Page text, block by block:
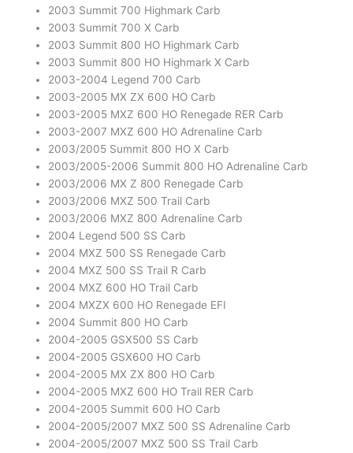
2003 Summit 700 Highmark Carb
2003 Summit 700 X Carb
2003 Summit 800 HO Highmark Carb
2003 Summit 800 HO Highmark X Carb
2003-2004 Legend 700 Carb
2003-2005 MX ZX 600 HO Carb
2003-2005 MXZ 600 HO Renegade RER Carb
2003-2007 MXZ 600 HO Adrenaline Carb
2003/2005 Summit 800 HO X Carb
2003/2005-2006 Summit 800 HO Adrenaline Carb
2003/2006 MX Z 800 Renegade Carb
2003/2006 MXZ 500 Trail Carb
2003/2006 MXZ 800 Adrenaline Carb
2004 Legend 500 SS Carb
2004 MXZ 500 SS Renegade Carb
2004 MXZ 500 SS Trail R Carb
2004 MXZ 600 HO Trail Carb
2004 MXZX 600 HO Renegade EFI
2004 Summit 800 HO Carb
2004-2005 GSX500 SS Carb
2004-2005 GSX600 HO Carb
2004-2005 MX ZX 800 HO Carb
2004-2005 MXZ 600 HO Trail RER Carb
2004-2005 Summit 600 HO Carb
2004-2005/2007 MXZ 500 SS Adrenaline Carb
2004-2005/2007 MXZ 500 SS Trail Carb